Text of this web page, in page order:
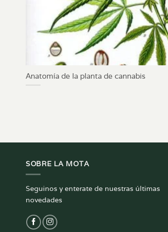
Anatomía de la planta de cannabis
SOBRE LA MOTA
Seguinos y enterate de nuestras últimas
novedades